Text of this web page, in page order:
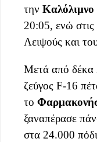
την Καλόλιμνο
20:05, ενώ
Λειψούς και
Μετά από δέκα
ζεύγος F-16
το
ξαναπέρασε
στα 24.000